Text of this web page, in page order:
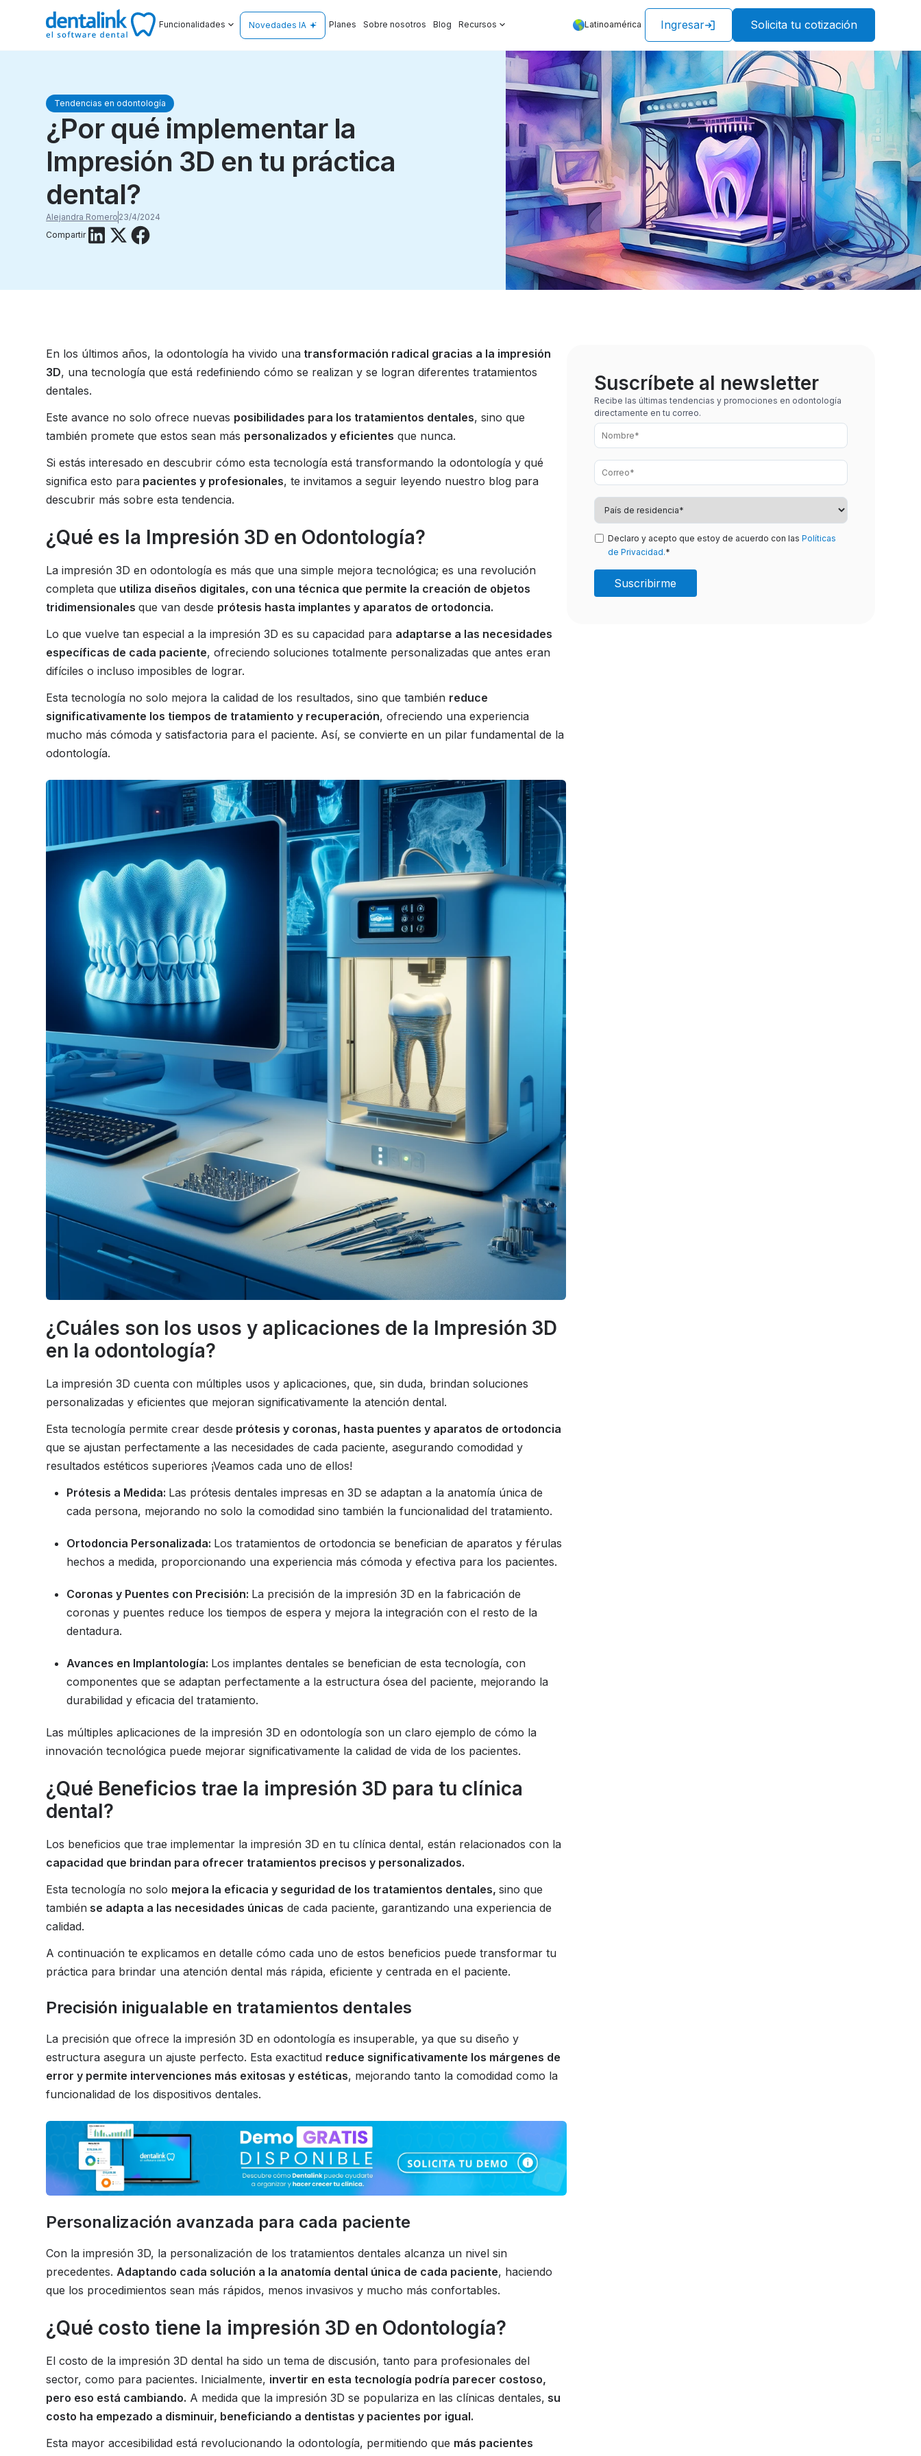
Funcionalidades Novedades IA Planes Sobre nosotros Blog Recursos Latinoamérica Ingresar Solicita tu cotización
Tendencias en odontología
¿Por qué implementar la
Impresión 3D en tu práctica
dental?
Alejandra Romero 23/4/2024
Compartir
En los últimos años, la odontología ha vivido una transformación radical gracias a la impresión
3D, una tecnología que está redefiniendo cómo se realizan y se logran diferentes tratamientos
dentales.
Este avance no solo ofrece nuevas posibilidades para los tratamientos dentales, sino que
también promete que estos sean más personalizados y eficientes que nunca.
Si estás interesado en descubrir cómo esta tecnología está transformando la odontología y qué
significa esto para pacientes y profesionales, te invitamos a seguir leyendo nuestro blog para
descubrir más sobre esta tendencia.
¿Qué es la Impresión 3D en Odontología?
La impresión 3D en odontología es más que una simple mejora tecnológica; es una revolución
completa que utiliza diseños digitales, con una técnica que permite la creación de objetos
tridimensionalesque van desde prótesis hasta implantes y aparatos de ortodoncia.
Lo que vuelve tan especial a la impresión 3D es su capacidad para adaptarse a las necesidades
específicas de cada paciente, ofreciendo soluciones totalmente personalizadas que antes eran
difíciles o incluso imposibles de lograr.
Esta tecnología no solo mejora la calidad de los resultados, sino que también reduce
significativamente los tiempos de tratamiento y recuperación, ofreciendo una experiencia
mucho más cómoda y satisfactoria para el paciente. Así, se convierte en un pilar fundamental de la
odontología.
¿Cuáles son los usos y aplicaciones de la Impresión 3D
en la odontología?
La impresión 3D cuenta con múltiples usos y aplicaciones, que, sin duda, brindan soluciones
personalizadas y eficientes que mejoran significativamente la atención dental.
Esta tecnología permite crear desde prótesis y coronas, hasta puentes y aparatos de ortodoncia
que se ajustan perfectamente a las necesidades de cada paciente, asegurando comodidad y
resultados estéticos superiores ¡Veamos cada uno de ellos!
Prótesis a Medida: Las prótesis dentales impresas en 3D se adaptan a la anatomía única de
cada persona, mejorando no solo la comodidad sino también la funcionalidad del tratamiento.
Ortodoncia Personalizada: Los tratamientos de ortodoncia se benefician de aparatos y férulas
hechos a medida, proporcionando una experiencia más cómoda y efectiva para los pacientes.
Coronas y Puentes con Precisión: La precisión de la impresión 3D en la fabricación de
coronas y puentes reduce los tiempos de espera y mejora la integración con el resto de la
dentadura.
Avances en Implantología: Los implantes dentales se benefician de esta tecnología, con
componentes que se adaptan perfectamente a la estructura ósea del paciente, mejorando la
durabilidad y eficacia del tratamiento.
Las múltiples aplicaciones de la impresión 3D en odontología son un claro ejemplo de cómo la
innovación tecnológica puede mejorar significativamente la calidad de vida de los pacientes.
¿Qué Beneficios trae la impresión 3D para tu clínica
dental?
Los beneficios que trae implementar la impresión 3D en tu clínica dental, están relacionados con la
capacidad que brindan para ofrecer tratamientos precisos y personalizados.
Esta tecnología no solo mejora la eficacia y seguridad de los tratamientos dentales,sino que
también se adapta a las necesidades únicas de cada paciente, garantizando una experiencia de
calidad.
A continuación te explicamos en detalle cómo cada uno de estos beneficios puede transformar tu
práctica para brindar una atención dental más rápida, eficiente y centrada en el paciente.
Precisión inigualable en tratamientos dentales
La precisión que ofrece la impresión 3D en odontología es insuperable, ya que su diseño y
estructura asegura un ajuste perfecto. Esta exactitud reduce significativamente los márgenes de
error y permite intervenciones más exitosas y estéticas, mejorando tanto la comodidad como la
funcionalidad de los dispositivos dentales.
Personalización avanzada para cada paciente
Con la impresión 3D, la personalización de los tratamientos dentales alcanza un nivel sin
precedentes. Adaptando cada solución a la anatomía dental única de cada paciente, haciendo
que los procedimientos sean más rápidos, menos invasivos y mucho más confortables.
¿Qué costo tiene la impresión 3D en Odontología?
El costo de la impresión 3D dental ha sido un tema de discusión, tanto para profesionales del
sector, como para pacientes. Inicialmente, invertir en esta tecnología podría parecer costoso,
pero eso está cambiando. A medida que la impresión 3D se populariza en las clínicas dentales, su
costo ha empezado a disminuir, beneficiando a dentistas y pacientes por igual.
Esta mayor accesibilidad está revolucionando la odontología, permitiendo que más pacientes
Suscríbete al newsletter
Recibe las últimas tendencias y promociones en odontología
directamente en tu correo.
Declaro y acepto que estoy de acuerdo con las Políticas
de Privacidad.*